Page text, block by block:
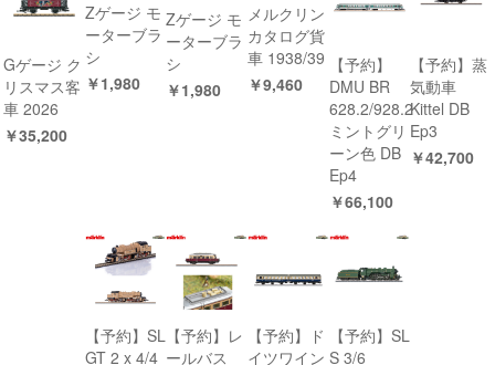
Gゲージ ク
リスマス客
車 2026
￥35,200
Zゲージ モ
ーターブラ
シ
￥1,980
Zゲージ モ
ーターブラ
シ
￥1,980
メルクリン
カタログ貨
車 1938/39
￥9,460
【予約】
DMU BR
628.2/928.2
ミントグリ
ーン色 DB
Ep4
￥66,100
【予約】蒸
気動車
Kittel DB
Ep3
￥42,700
【予約】SL
GT 2 x 4/4
【予約】レ
ールバス
【予約】ド
イツワイン
【予約】SL
S 3/6